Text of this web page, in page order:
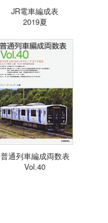
JR電車編成表
2019夏
普通列車編成両数表
Vol.40